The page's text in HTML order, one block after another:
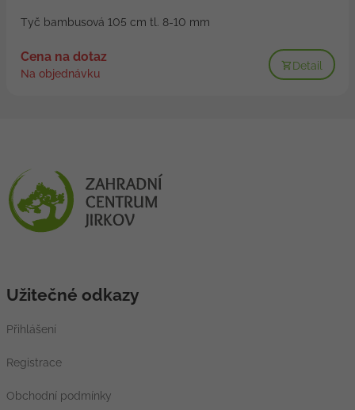
Tyč bambusová 105 cm tl. 8-10 mm
Cena na dotaz
Na objednávku
Detail
Užitečné odkazy
Přihlášení
Registrace
Obchodní podmínky